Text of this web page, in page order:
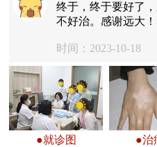
终于，终于要好了
不好治。感谢远大
时间：2023-10-18
●就诊图 ●治